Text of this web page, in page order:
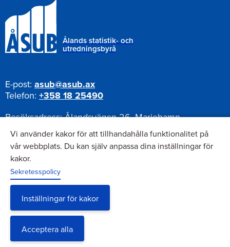
Ålands statistik- och
utredningsbyrå
E-post: asub@asub.ax
Telefon: +358 18 25490
Besöksadress:Ålandsvägen 26, Mariehamn
Postadress:
Pb 1187, AX-22111 Mariehamn
Nyhetsbrev
Anmäl dig till vårt nyhetsbrev
Vi använder kakor för att tillhandahålla funktionalitet på
vår webbplats. Du kan själv anpassa dina inställningar för
kakor.
Sekretesspolicy
Inställningar för kakor
Acceptera alla